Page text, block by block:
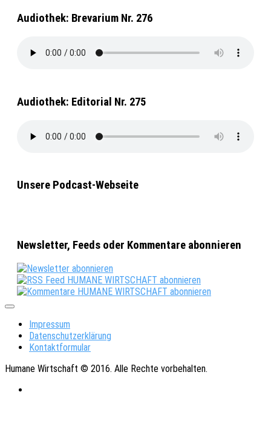
Audiothek: Brevarium Nr. 276
Audiothek: Editorial Nr. 275
Unsere Podcast-Webseite
Newsletter, Feeds oder Kommentare abonnieren
Impressum
Datenschutzerklärung
Kontaktformular
Humane Wirtschaft © 2016. Alle Rechte vorbehalten.